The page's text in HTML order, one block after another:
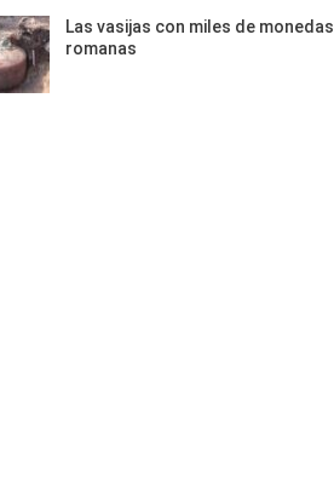
Las vasijas con miles de monedas
romanas